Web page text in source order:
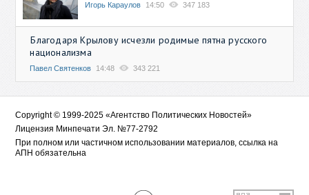
Игорь Караулов 14:50 347 183
Благодаря Крылову исчезли родимые пятна русского
национализма
Павел Святенков 14:48 343 221
Copyright © 1999-2025 «Агентство Политических Новостей»
Лицензия Минпечати Эл. №77-2792
При полном или частичном использовании материалов, ссылка на
АПН обязательна